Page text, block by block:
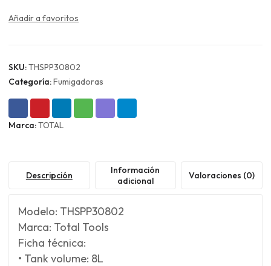
Añadir a favoritos
SKU:THSPP30802
Categoría:Fumigadoras
Marca:TOTAL
Descripción
Información
adicional
Valoraciones (0)
Modelo: THSPP30802
Marca: Total Tools
Ficha técnica:
• Tank volume: 8L